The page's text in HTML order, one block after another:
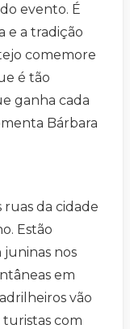
evento. É
e a tradição
comemore
é tão
ganha cada
Bárbara
ruas da cidade
Estão
nos
em
vão
com